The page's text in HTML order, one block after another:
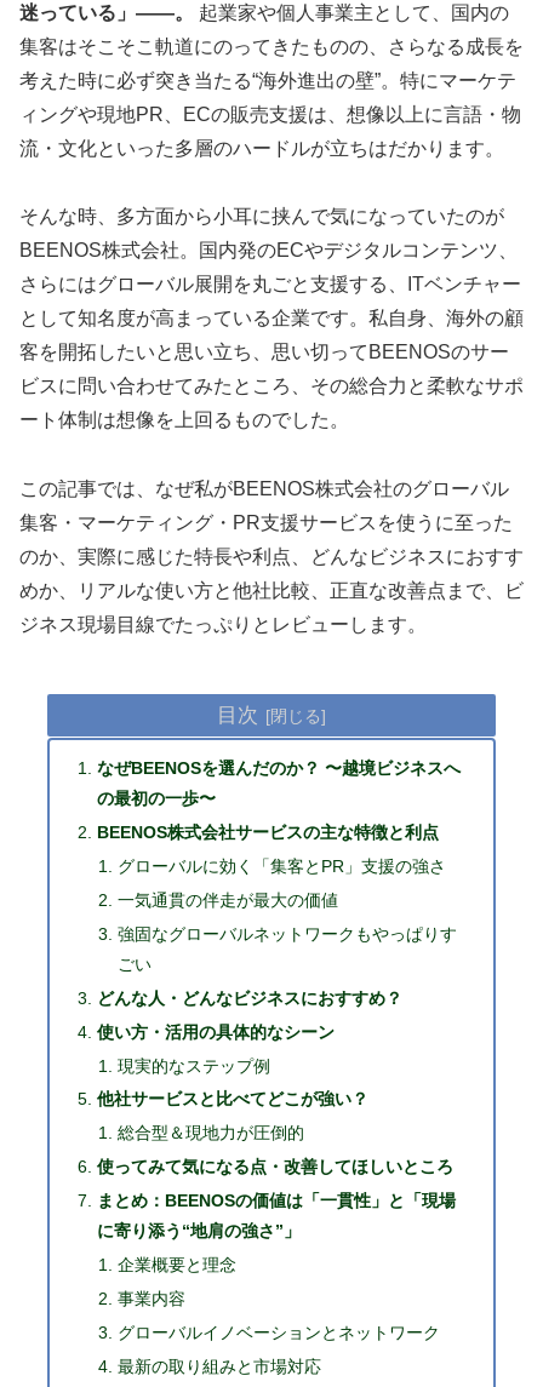
迷っている」——。
起業家や個人事業主として、国内の
集客はそこそこ軌道にのってきたものの、さらなる成長を
考えた時に必ず突き当たる“海外進出の壁”。特にマーケテ
ィングや現地PR、ECの販売支援は、想像以上に言語・物
流・文化といった多層のハードルが立ちはだかります。
そんな時、多方面から小耳に挟んで気になっていたのが
BEENOS株式会社。国内発のECやデジタルコンテンツ、
さらにはグローバル展開を丸ごと支援する、ITベンチャー
として知名度が高まっている企業です。私自身、海外の顧
客を開拓したいと思い立ち、思い切ってBEENOSのサー
ビスに問い合わせてみたところ、その総合力と柔軟なサポ
ート体制は想像を上回るものでした。
この記事では、なぜ私がBEENOS株式会社のグローバル
集客・マーケティング・PR支援サービスを使うに至った
のか、実際に感じた特長や利点、どんなビジネスにおすす
めか、リアルな使い方と他社比較、正直な改善点まで、ビ
ジネス現場目線でたっぷりとレビューします。
目次
なぜBEENOSを選んだのか？ 〜越境ビジネスへ
の最初の一歩〜
BEENOS株式会社サービスの主な特徴と利点
グローバルに効く「集客とPR」支援の強さ
一気通貫の伴走が最大の価値
強固なグローバルネットワークもやっぱりす
ごい
どんな人・どんなビジネスにおすすめ？
使い方・活用の具体的なシーン
現実的なステップ例
他社サービスと比べてどこが強い？
総合型＆現地力が圧倒的
使ってみて気になる点・改善してほしいところ
まとめ：BEENOSの価値は「一貫性」と「現場
に寄り添う“地肩の強さ”」
企業概要と理念
事業内容
グローバルイノベーションとネットワーク
最新の取り組みと市場対応